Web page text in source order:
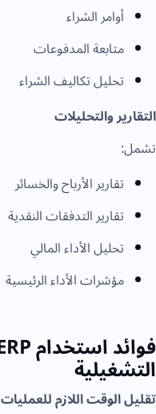
أوامر الشراء
متابعة المدفوعات
تحليل تكاليف الشراء
التقارير والتحليلات
تشمل:
تقارير الأرباح والخسائر
تقارير التدفقات النقدية
تحليل الأداء المالي
مؤشرات الأداء الرئيسية
التشغيلية
تقليل الوقت اللازم للعمليات